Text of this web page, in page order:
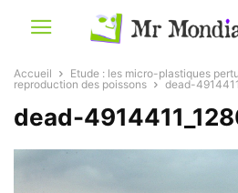
Accueil
Etude : les micro-plastiques
reproduction des poissons
dead-
dead-